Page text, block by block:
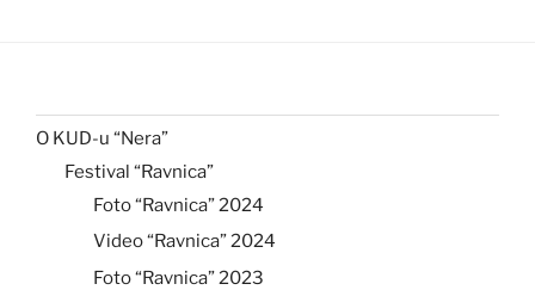
O KUD-u “Nera”
Festival “Ravnica”
Foto “Ravnica” 2024
Video “Ravnica” 2024
Foto “Ravnica” 2023